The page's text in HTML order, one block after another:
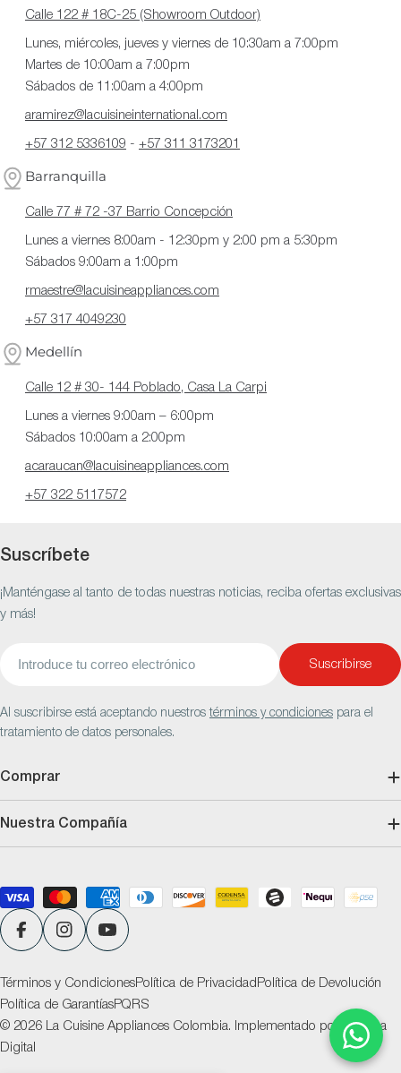
Calle 122 # 18C-25 (Showroom Outdoor)
Lunes, miércoles, jueves y viernes de 10:30am a 7:00pm
Martes de 10:00am a 7:00pm
Sábados de 11:00am a 4:00pm
aramirez@lacuisineinternational.com
+57 312 5336109 - +57 311 3173201
Barranquilla
Calle 77 # 72 -37 Barrio Concepción
Lunes a viernes 8:00am - 12:30pm y 2:00 pm a 5:30pm
Sábados 9:00am a 1:00pm
rmaestre@lacuisineappliances.com
+57 317 4049230
Medellín
Calle 12 # 30- 144 Poblado, Casa La Carpi
Lunes a viernes 9:00am – 6:00pm
Sábados 10:00am a 2:00pm
acaraucan@lacuisineappliances.com
+57 322 5117572
Suscríbete
¡Manténgase al tanto de todas nuestras noticias, reciba ofertas exclusivas
y más!
Suscribirse
Al suscribirse está aceptando nuestrostérminos y condiciones para el
tratamiento de datos personales.
Comprar
Nuestra Compañía
Métodos
de
pagoFacebookInstagramYouTube
© 2026 La Cuisine Appliances Colombia. Implementado por Ventana
Digital
Términos y CondicionesPolítica de Privacidad Política de Devolución
Política de GarantíasPQRS